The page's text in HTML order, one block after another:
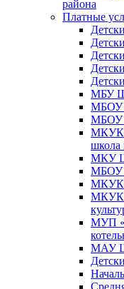
района
Платные
МБУ
МБОУ
МБОУ
МКУК
МКУ
МБОУ
МКУК
МКУК
МУП
МАУ